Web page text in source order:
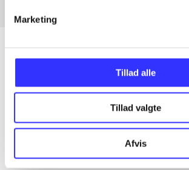
Marketing
Tillad alle
Tillad valgte
Afvis
Artikler
Alle registrerede artikler fordelt på